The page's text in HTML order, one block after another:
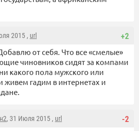
+2
2015 , url
от себя. Что все «смелые»
чиновников сидят за компами
какого пола мужского или
живем гадим в интернетах и
-2
, 31 Июля 2015 , url